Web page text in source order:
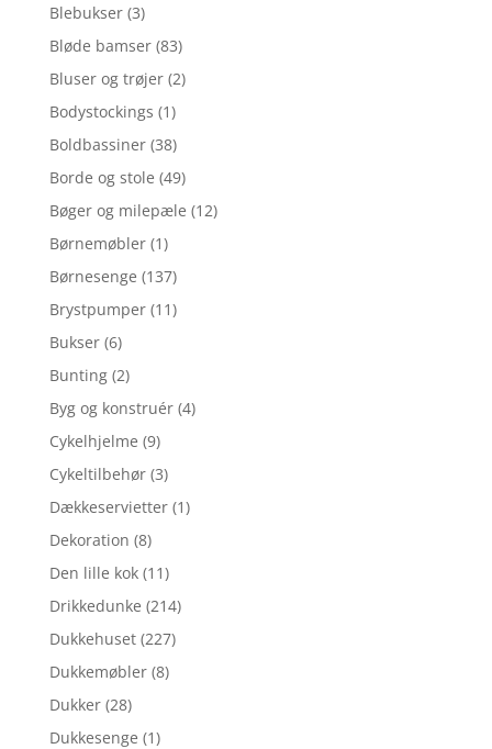
Blebukser (3)
Bløde bamser (83)
Bluser og trøjer (2)
Bodystockings (1)
Boldbassiner (38)
Borde og stole (49)
Bøger og milepæle (12)
Børnemøbler (1)
Børnesenge (137)
Brystpumper (11)
Bukser (6)
Bunting (2)
Byg og konstruér (4)
Cykelhjelme (9)
Cykeltilbehør (3)
Dækkeservietter (1)
Dekoration (8)
Den lille kok (11)
Drikkedunke (214)
Dukkehuset (227)
Dukkemøbler (8)
Dukker (28)
Dukkesenge (1)